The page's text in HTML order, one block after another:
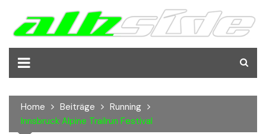
content
Home Beiträge
Running
Innsbruck Alpine Trailrun Festival